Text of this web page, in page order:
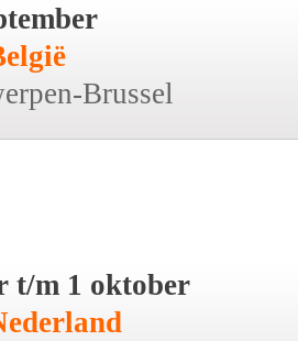
Brussel
t/m 1 oktober